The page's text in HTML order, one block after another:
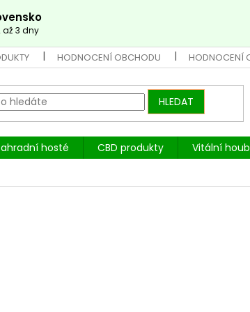
až 3 dny
HODNOCENÍ OBCHODU HODNOCENÍ
HLEDAT
hosté CBD produkty Vitální